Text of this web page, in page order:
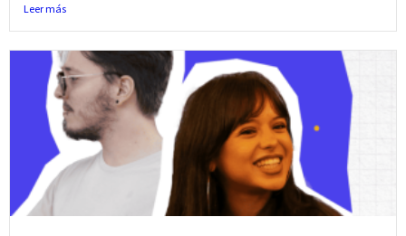
Leer más